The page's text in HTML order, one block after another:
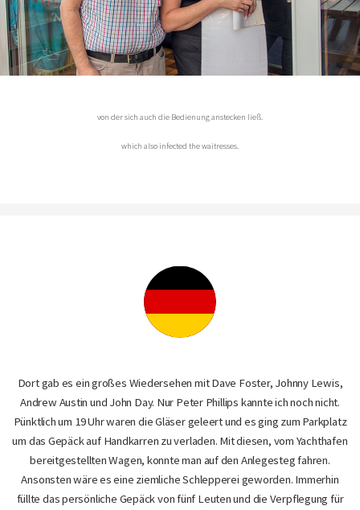
von der sich auch die Bedienung anstecken ließ.
which also infected the waitresses.
Dort gab es ein großes Wiedersehen mit Dave Foster, Johnny Lewis,
Andrew Austin und John Day. Nur Peter Phillips kannte ich noch nicht.
Pünktlich um 19 Uhr waren die Gläser geleert und es ging zum Parkplatz
um das Gepäck auf Handkarren zu verladen. Mit diesen, vom Yachthafen
bereitgestellten Wagen, konnte man auf den Anlegesteg fahren.
Ansonsten wäre es eine ziemliche Schlepperei geworden. Immerhin
füllte das persönliche Gepäck von fünf Leuten und die Verpflegung für